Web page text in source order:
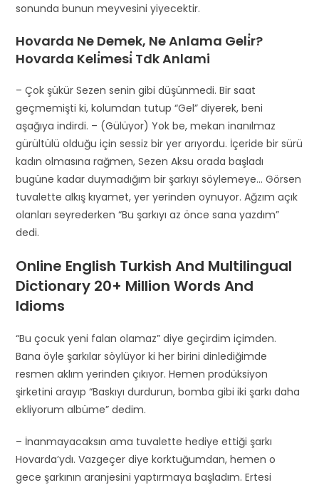
sonunda bunun meyvesini yiyecektir.
Hovarda Ne Demek, Ne Anlama Geli̇r?
Hovarda Keli̇mesi̇ Tdk Anlami
– Çok şükür Sezen senin gibi düşünmedi. Bir saat
geçmemişti ki, kolumdan tutup “Gel” diyerek, beni
aşağıya indirdi. – (Gülüyor) Yok be, mekan inanılmaz
gürültülü olduğu için sessiz bir yer arıyordu. İçeride bir sürü
kadın olmasına rağmen, Sezen Aksu orada başladı
bugüne kadar duymadığım bir şarkıyı söylemeye… Görsen
tuvalette alkış kıyamet, yer yerinden oynuyor. Ağzım açık
olanları seyrederken “Bu şarkıyı az önce sana yazdım”
dedi.
Online English Turkish And Multilingual
Dictionary 20+ Million Words And
Idioms
“Bu çocuk yeni falan olamaz” diye geçirdim içimden.
Bana öyle şarkılar söylüyor ki her birini dinlediğimde
resmen aklım yerinden çıkıyor. Hemen prodüksiyon
şirketini arayıp “Baskıyı durdurun, bomba gibi iki şarkı daha
ekliyorum albüme” dedim.
– İnanmayacaksın ama tuvalette hediye ettiği şarkı
Hovarda’ydı. Vazgeçer diye korktuğumdan, hemen o
gece şarkının aranjesini yaptırmaya başladım. Ertesi